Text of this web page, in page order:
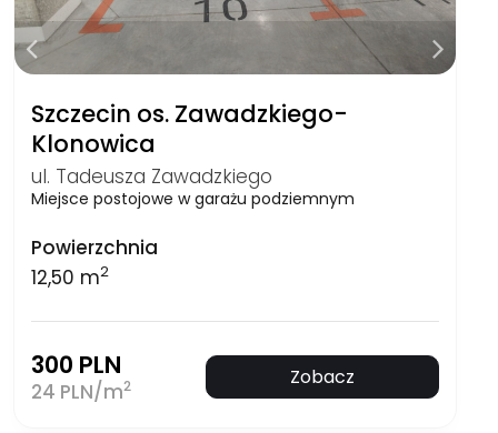
Szczecin os. Zawadzkiego-
Klonowica
ul. Tadeusza Zawadzkiego
Miejsce postojowe w garażu podziemnym
Powierzchnia
12,50 m2
300 PLN
24 PLN/m2 Zobacz